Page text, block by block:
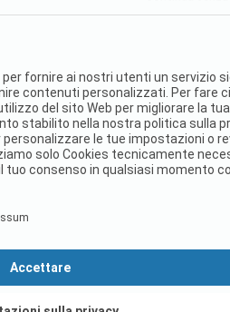
(caravana) 16 Amp.